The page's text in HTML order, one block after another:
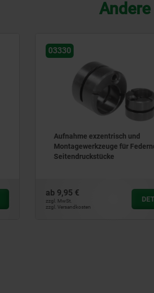
03350
Montagewerkzeug für
Rundspannelemente
ab14,11 €
zzgl. MwSt.
zzgl. Versandkosten